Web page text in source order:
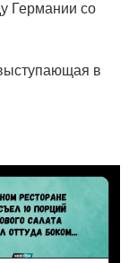
Германии со
в